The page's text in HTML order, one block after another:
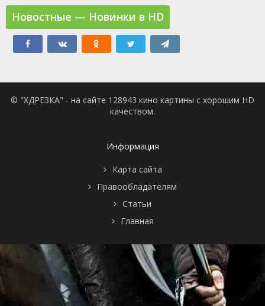
Новостные — Новинки в HD
© "ХДРЕЗКА" - на сайте 128943 кино картины с хорошим HD
качеством.
Информация
Карта сайта
Правообладателям
Статьи
Главная